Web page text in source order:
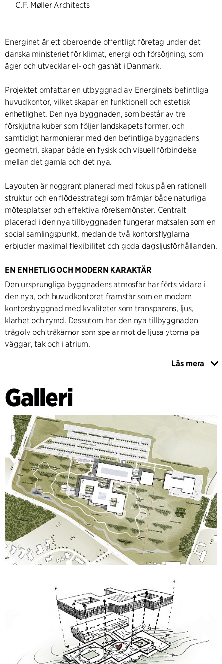
C.F. Møller Architects
Energinet är ett oberoende offentligt företag under det
danska ministeriet för klimat, energi och försörjning, som
äger och utvecklar el- och gasnät i Danmark.
Projektet omfattar en utbyggnad av Energinets befintliga
huvudkontor, vilket skapar en funktionell och estetisk
enhetlighet. Den nya byggnaden, som består av tre
förskjutna kuber som följer landskapets former, och
samtidigt harmonierar med den befintliga byggnadens
geometri, skapar både en fysisk och visuell förbindelse
mellan det gamla och det nya.
Layouten är noggrant planerad med fokus på en rationell
struktur och en flödesstrategi som främjar både naturliga
mötesplatser och effektiva rörelsemönster. Centralt
placerad i den nya tillbyggnaden fungerar matsalen som en
social samlingspunkt, medan de två kontorsflyglarna
erbjuder maximal flexibilitet och goda dagsljusförhållanden.
EN ENHETLIG OCH MODERN KARAKTÄR
Den ursprungliga byggnadens atmosfär har förts vidare i
den nya, och huvudkontoret framstår som en modern
kontorsbyggnad med kvaliteter som transparens, ljus,
klarhet och rymd. Dessutom har den nya tillbyggnaden
trägolv och träkärnor som spelar mot de ljusa ytorna på
väggar, tak och i atrium.
För att stödja gröna strategier och resursmedvetenhet
som ger interiören ett unikt uttryck. Till exempel har
kasserat trä från golvtillverkningen installerats som trälister
längs atriums kanter. Avlagda arbetskläder som inte längre
kan återanvändas fungerar som akustiska absorbenter, och
engångsfat smälts ner till bordsskivor och hyllor. Träpelare
med mekaniska fogar bidrar till ett lågt koldioxidavtryck
och ger dessutom en varm och taktil karaktär. Denna
designstrategi bidrar till att ge Energinets huvudkontor en
enhetlig och modern karaktär som signalerar öppenhet,
tillgänglighet och innovation i form av nya, varierade och
flexibla arbetsmiljöer som kan stödja organisationens
framtida utveckling.
Byggnaden är planerad att uppnå DGNB Gold-certifiering.
Läs mera
Galleri